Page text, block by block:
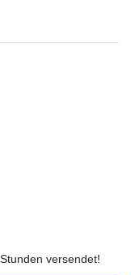
versendet!